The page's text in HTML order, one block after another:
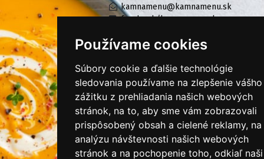
Používame cookies
Súbory cookie a ďalšie technológie
sledovania používame na zlepšenie vášho
zážitku z prehliadania našich webových
stránok, na to, aby sme vám zobrazovali
prispôsobený obsah a cielené reklamy, na
analýzu návštevnosti našich webových
stránok a na pochopenie toho, odkiaľ naši
kamnamenu@kamnamenu.sk
facebook/kamnamenu.sk
PRIHLÁSIŤ SA DO ZÁKAZNÍCKEJ ZÓNY
Všeobecné obchodné podmienky